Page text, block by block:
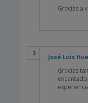
Gracias a
José Luis
Gracias